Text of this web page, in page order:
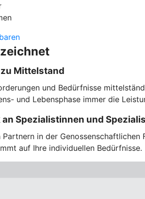
Mittelstand
und Bedürfnisse
und Lebensphase immer die
Spezialistinnen und
in der
auf Ihre individuellen Bedürfnisse.